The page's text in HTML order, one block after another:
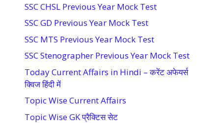
SSC CHSL Previous Year Mock Test
SSC GD Previous Year Mock Test
SSC MTS Previous Year Mock Test
SSC Stenographer Previous Year Mock Test
Today Current Affairs in Hindi – करेंट अफेयर्स
क्विज हिंदी में
Topic Wise Current Affairs
Topic Wise GK प्रैक्टिस सेट